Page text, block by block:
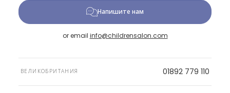
Напишите нам
or email info@childrensalon.com
ВЕЛИКОБРИТАНИЯ 01892 779 110